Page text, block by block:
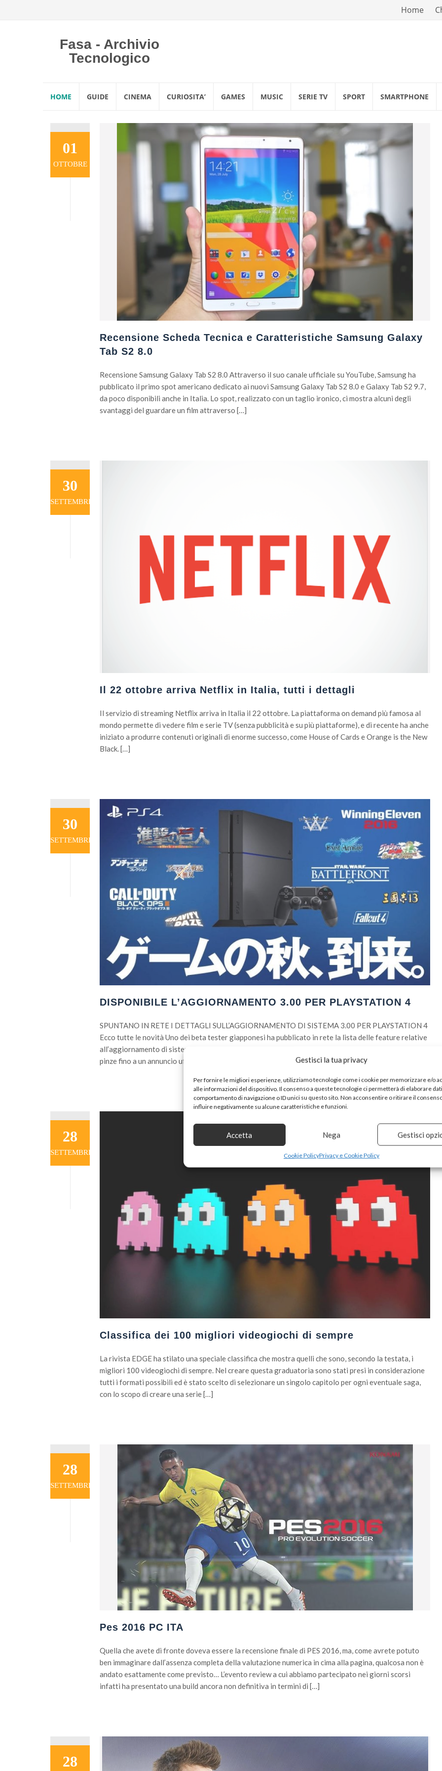
Gestisci la tua privacy
Per fornire le migliori esperienze, utilizziamo tecnologie come i cookie per memorizzare e/o
alle informazioni del dispositivo. Il consenso a queste tecnologie ci permetterà di elaborare
comportamento di navigazione o ID unici su questo sito. Non acconsentire o ritirare il
influire negativamente su alcune caratteristiche e funzioni.
Accetta Nega Gestisci
Cookie PolicyPrivacy e Cookie Policy
Vai
Home
Fasa - Archivio
Tecnologico
HOME GUIDE CINEMA CURIOSITA’ GAMES MUSIC SERIE TV SPORT SMARTPHONE
01
OTTOBRE
Recensione Scheda Tecnica e Caratteristiche Samsung Galaxy
Tab S2 8.0
Recensione Samsung Galaxy Tab S2 8.0 Attraverso il suo canale ufficiale su YouTube, Samsung ha
pubblicato il primo spot americano dedicato ai nuovi Samsung Galaxy Tab S2 8.0 e Galaxy Tab S2 9.7,
da poco disponibili anche in Italia. Lo spot, realizzato con un taglio ironico, ci mostra alcuni degli
svantaggi del guardare un film attraverso […]
30
SETTEMBRE
Il 22 ottobre arriva Netflix in Italia, tutti i dettagli
Il servizio di streaming Netflix arriva in Italia il 22 ottobre. La piattaforma on demand più famosa al
mondo permette di vedere film e serie TV (senza pubblicità e su più piattaforme), e di recente ha anche
iniziato a produrre contenuti originali di enorme successo, come House of Cards e Orange is the New
Black. […]
30
SETTEMBRE
DISPONIBILE L’AGGIORNAMENTO 3.00 PER PLAYSTATION 4
SPUNTANO IN RETE I DETTAGLI SULL’AGGIORNAMENTO DI SISTEMA 3.00 PER PLAYSTATION 4
Ecco tutte le novità Uno dei beta tester giapponesi ha pubblicato in rete la lista delle feature relative
all’aggiornamento di sistema 3.00 per PlayStation 4. Ecco i dettagli, chiaramente da prendere con le
pinze fino a un annuncio ufficiale. Aspetti principali – La […]
28
SETTEMBRE
Classifica dei 100 migliori videogiochi di sempre
La rivista EDGE ha stilato una speciale classifica che mostra quelli che sono, secondo la testata, i
migliori 100 videogiochi di sempre. Nel creare questa graduatoria sono stati presi in considerazione
tutti i formati possibili ed è stato scelto di selezionare un singolo capitolo per ogni eventuale saga,
con lo scopo di creare una serie […]
28
SETTEMBRE
Pes 2016 PC ITA
Quella che avete di fronte doveva essere la recensione finale di PES 2016, ma, come avrete potuto
ben immaginare dall’assenza completa della valutazione numerica in cima alla pagina, qualcosa non è
andato esattamente come previsto… L’evento review a cui abbiamo partecipato nei giorni scorsi
infatti ha presentato una build ancora non definitiva in termini di […]
28